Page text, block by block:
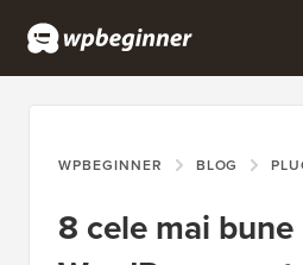
WPBEGINNER BLOG
8 cele mai